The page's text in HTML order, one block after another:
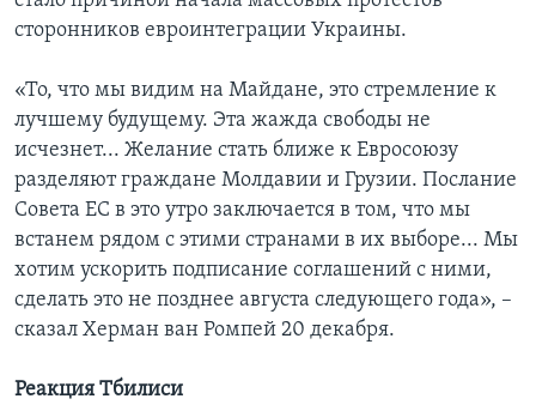
сторонников евроинтеграции Украины.
«То, что мы видим на Майдане, это стремление к
лучшему будущему. Эта жажда свободы не
исчезнет... Желание стать ближе к Евросоюзу
разделяют граждане Молдавии и Грузии. Послание
Совета ЕС в это утро заключается в том, что мы
встанем рядом с этими странами в их выборе... Мы
хотим ускорить подписание соглашений с ними,
сделать это не позднее августа следующего года», –
сказал Херман ван Ромпей 20 декабря.
Реакция Тбилиси